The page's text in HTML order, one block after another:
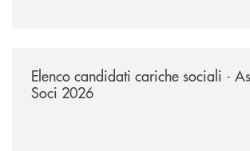
Elenco candidati cariche sociali -
Soci 2026